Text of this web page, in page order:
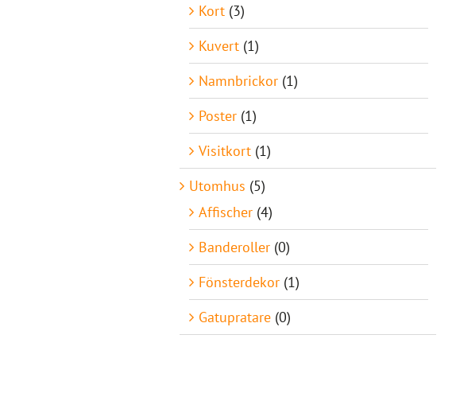
Kort (3)
Kuvert (1)
Namnbrickor (1)
Poster (1)
Visitkort (1)
Utomhus (5)
Affischer (4)
Banderoller (0)
Fönsterdekor (1)
Gatupratare (0)